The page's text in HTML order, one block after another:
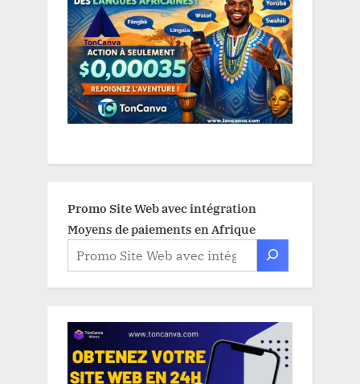
Promo Site Web avec intégration
Moyens de paiements en Afrique